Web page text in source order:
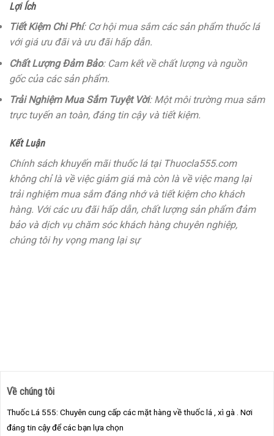
Lợi Ích
Tiết Kiệm Chi Phí: Cơ hội mua sắm các sản phẩm thuốc lá
với giá ưu đãi và ưu đãi hấp dẫn.
Chất Lượng Đảm Bảo: Cam kết về chất lượng và nguồn
gốc của các sản phẩm.
Trải Nghiệm Mua Sắm Tuyệt Vời: Một môi trường mua sắm
trực tuyến an toàn, đáng tin cậy và tiết kiệm.
Kết Luận
Chính sách khuyến mãi thuốc lá tại Thuocla555.com
không chỉ là về việc giảm giá mà còn là về việc mang lại
trải nghiệm mua sắm đáng nhớ và tiết kiệm cho khách
hàng. Với các ưu đãi hấp dẫn, chất lượng sản phẩm đảm
bảo và dịch vụ chăm sóc khách hàng chuyên nghiệp,
chúng tôi hy vọng mang lại sự
Về chúng tôi
Thuốc Lá 555: Chuyên cung cấp các mặt hàng về thuốc lá , xì gà . Nơi
đáng tin cậy để các bạn lựa chọn